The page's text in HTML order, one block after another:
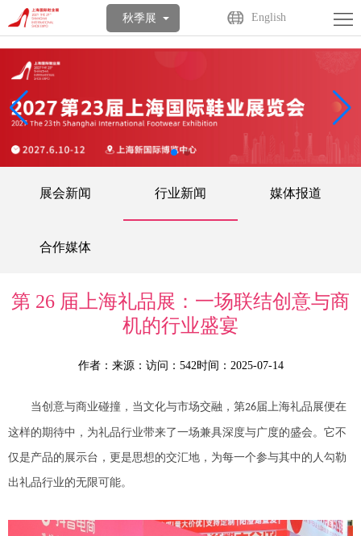
秋季展 English
展
会
商
中
观
众
活
心
我
展会新闻 行业新闻 媒体报道
合作媒体
第 26 届上海礼品展：一场联结创意与商
机的行业盛宴
作者： 来源： 访问：542时间：2025-07-14
当创意与商业碰撞，当文化与市场交融，第26届上海礼品展便在
这样的期待中，为礼品行业带来了一场兼具深度与广度的盛会。它不
仅是产品的展示台，更是思想的交汇地，为每一个参与其中的人勾勒
出礼品行业的无限可能。